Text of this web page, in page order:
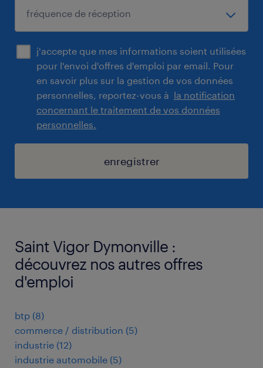
j'accepte que mes informations soient utilisées
pour l'envoi d'offres d'emploi par email. Pour
en savoir plus sur la gestion de vos données
personnelles, reportez-vous à la notification
concernant le traitement de vos données
personnelles.
enregistrer
Saint Vigor Dymonville :
découvrez nos autres offres
d'emploi
btp (8)
commerce / distribution (5)
industrie (12)
industrie automobile (5)